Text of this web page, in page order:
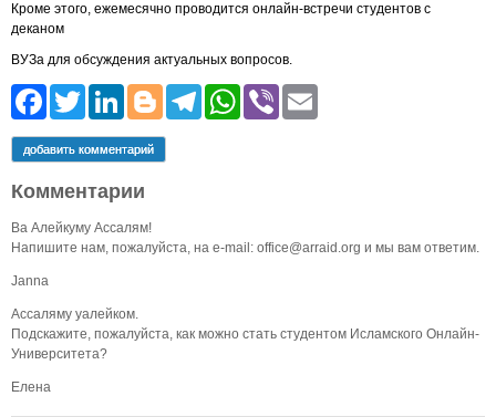
Кроме этого, ежемесячно проводится онлайн-встречи студентов с
деканом
ВУЗа для обсуждения актуальных вопросов.
Facebook
Twitter
LinkedIn
Blogger
Telegram
WhatsApp
Viber
добавить комментарий
Комментарии
Ва Алейкуму Ассалям!
Напишите нам, пожалуйста, на e-mail: office@arraid.org и мы вам ответим.
Janna
Ассаляму уалейком.
Подскажите, пожалуйста, как можно стать студентом Исламского Онлайн-
Университета?
Елена